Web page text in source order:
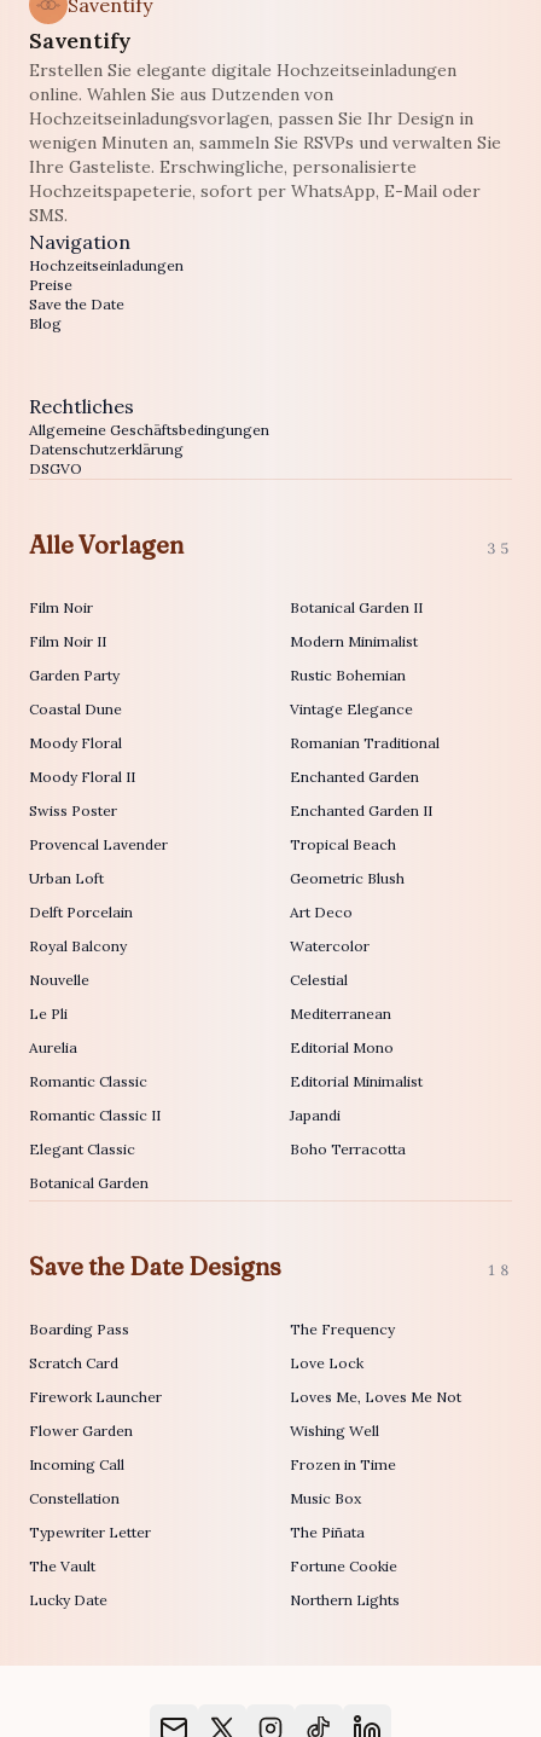
Saventify
Saventify
Erstellen Sie elegante digitale Hochzeitseinladungen
online. Wahlen Sie aus Dutzenden von
Hochzeitseinladungsvorlagen, passen Sie Ihr Design in
wenigen Minuten an, sammeln Sie RSVPs und verwalten Sie
Ihre Gasteliste. Erschwingliche, personalisierte
Hochzeitspapeterie, sofort per WhatsApp, E-Mail oder
SMS.
Navigation
Hochzeitseinladungen
Preise
Save the Date
Blog
Rechtliches
Allgemeine Geschäftsbedingungen
Datenschutzerklärung
DSGVO
Alle Vorlagen 35
Film Noir
Film Noir II
Garden Party
Coastal Dune
Moody Floral
Moody Floral II
Swiss Poster
Provencal Lavender
Urban Loft
Delft Porcelain
Royal Balcony
Nouvelle
Le Pli
Aurelia
Romantic Classic
Romantic Classic II
Elegant Classic
Botanical Garden
Botanical Garden II
Modern Minimalist
Rustic Bohemian
Vintage Elegance
Romanian Traditional
Enchanted Garden
Enchanted Garden II
Tropical Beach
Geometric Blush
Art Deco
Watercolor
Celestial
Mediterranean
Editorial Mono
Editorial Minimalist
Japandi
Boho Terracotta
Save the Date Designs 18
Boarding Pass
Scratch Card
Firework Launcher
Flower Garden
Incoming Call
Constellation
Typewriter Letter
The Vault
Lucky Date
The Frequency
Love Lock
Loves Me, Loves Me Not
Wishing Well
Frozen in Time
Music Box
The Piñata
Fortune Cookie
Northern Lights